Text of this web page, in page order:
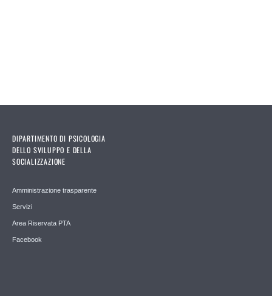
DIPARTIMENTO DI PSICOLOGIA
DELLO SVILUPPO E DELLA
SOCIALIZZAZIONE
Amministrazione trasparente
Servizi
Area Riservata PTA
Facebook